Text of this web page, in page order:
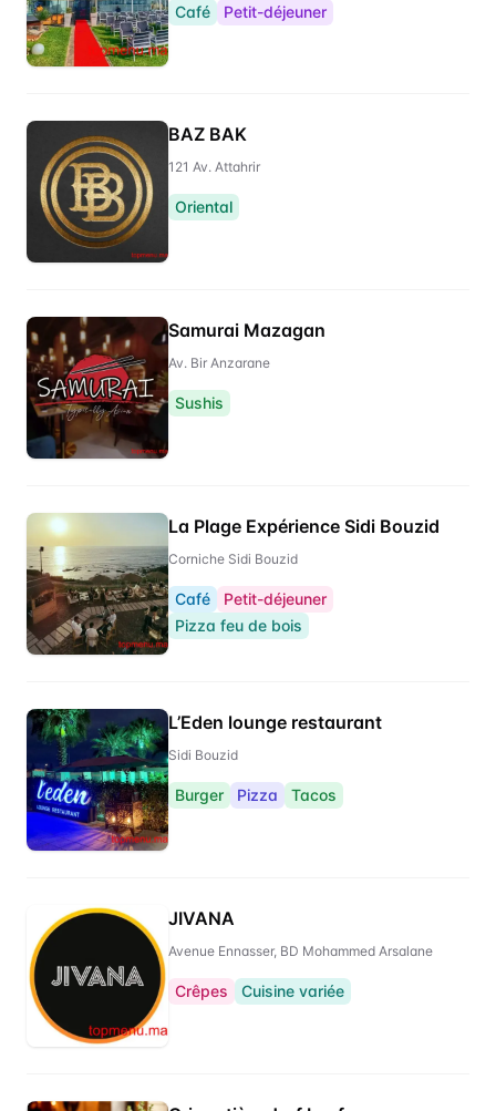
Café Petit-déjeuner
BAZ BAK
121 Av. Attahrir
Oriental
Samurai Mazagan
Av. Bir Anzarane
Sushis
La Plage Expérience Sidi Bouzid
Corniche Sidi Bouzid
Café
Petit-déjeuner
Pizza feu de bois
L’Eden lounge restaurant
Sidi Bouzid
Burger Pizza Tacos
JIVANA
Avenue Ennasser, BD Mohammed Arsalane
Crêpes Cuisine variée